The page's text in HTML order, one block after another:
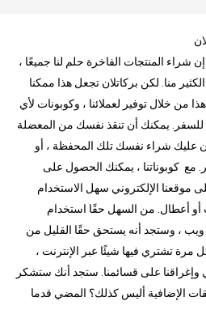
شراء المنتجات الفاخرة حلم لنا جميعًا ،
منا. لكن بركاتلان تجعل هذا ممكنا
من خلال توفير لعملائنا ، وكوبونات لأي
يمكنك أن تنقذ نفسك من المعضلة
عليك شراء نفسك تلك المحفظة ، أو
مع كوبوناتنا ، يمكنك الحصول على
موقعنا الإلكتروني سهل الاستخدام
أو أعطال. من السهل حقًا استخدام
ويب ، وستجد أنه يستحق حقًا القليل من
مرة تشتري فيها شيئًا عبر الإنترنت ،
وإغراقنا على قسائمنا. ستجد أنك ستشكر
الإضافية أليس كذلك؟ المضي قدما